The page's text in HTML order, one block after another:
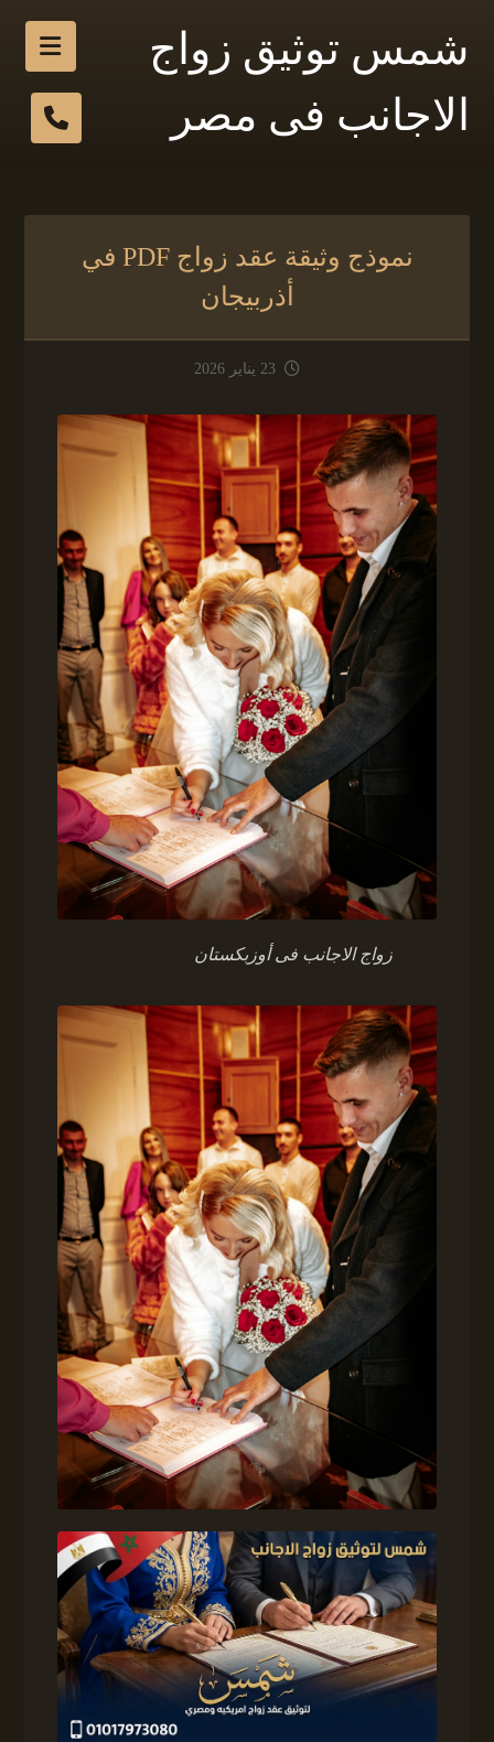
شمس توثيق زواج
الاجانب فى مصر
نموذج وثيقة عقد زواج PDF في
أذربيجان
23 يناير 2026
زواج الاجانب فى أوزبكستان